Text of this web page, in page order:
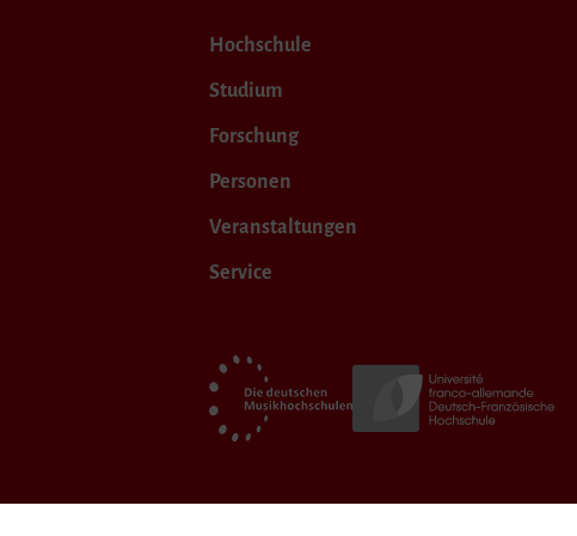
Hochschule
Studium
Forschung
Personen
Veranstaltungen
Service